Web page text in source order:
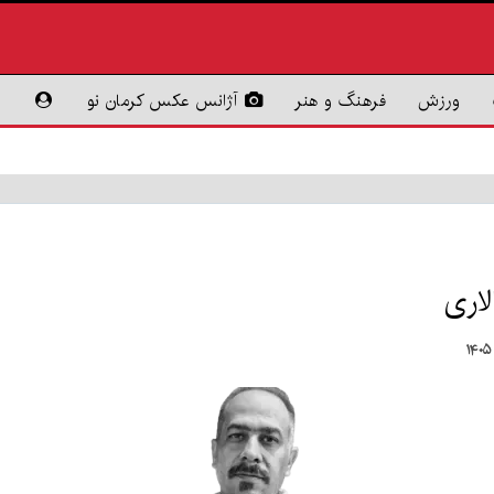
ورزش فرهنگ و هنر آژانس عکس کرمان نو